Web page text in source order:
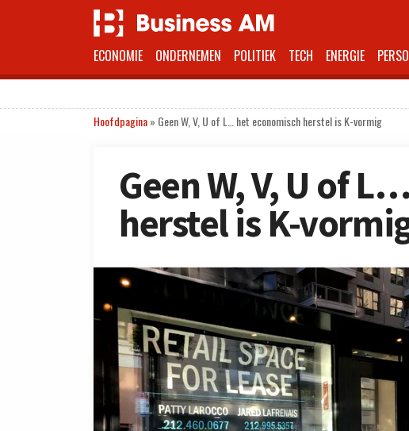
ECONOMIE ONDERNEMEN POLITIEK TECH ENERGIE
Hoofdpagina» Geen W, V, U of L… het economisch herstel is K-vormig
Geen W, V, U of
herstel is K-